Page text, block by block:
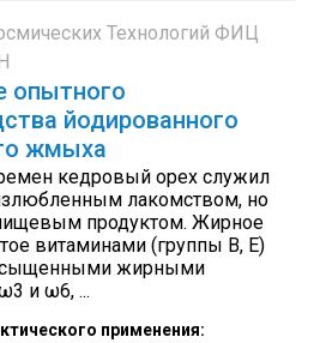
Технологий ФИЦ
опытного
йодированного
жмыха
кедровый орех служил
лакомством, но
продуктом. Жирное
витаминами (группы В, Е)
жирными
и ω6, ...
применения: